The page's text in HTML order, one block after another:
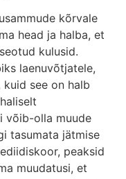
kõrvale
head ja halba, et
kulusid.
laenuvõtjatele,
see on halb
võib-olla muude
tasumata jätmise
peaksid
muudatusi, et